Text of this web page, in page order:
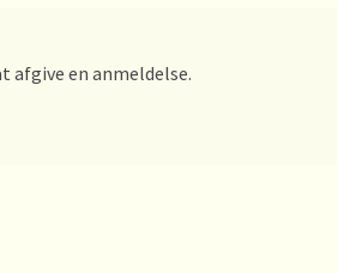
afgive en anmeldelse.